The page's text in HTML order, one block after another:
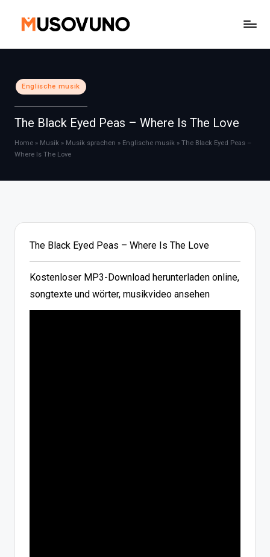
Posted
in
Englische musik
The Black Eyed Peas – Where Is The Love
Home » Musik » Musik sprachen » Englische musik » The Black Eyed Peas –
Where Is The Love
The Black Eyed Peas – Where Is The Love
Kostenloser MP3-Download herunterladen online,
songtexte und wörter, musikvideo ansehen